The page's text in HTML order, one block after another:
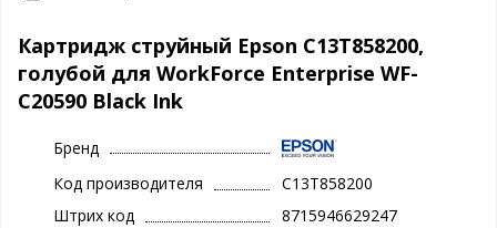
Картридж струйный Epson C13T858200,
голубой для WorkForce Enterprise WF-
C20590 Black Ink
Бренд
Код производителя
C13T858200
Штрих код
8715946629247